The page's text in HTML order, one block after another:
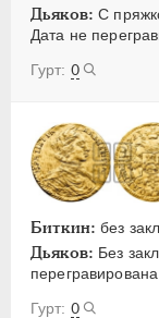
Дьяков: С
Дата не
0
Биткин: без
Дьяков: Без
перегравирована
0